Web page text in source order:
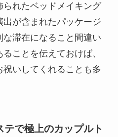
れたベッドメイキング
が含まれたパッケージ
滞在になること間違い
ことを伝えておけば、
いしてくれることも多
で極上のカップルト